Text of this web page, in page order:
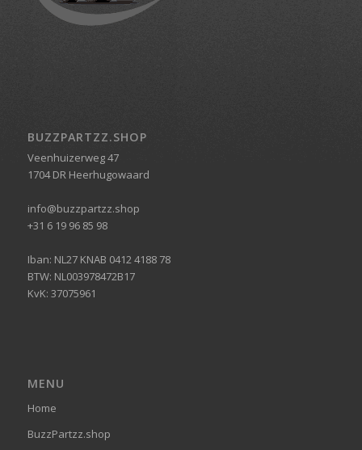
BUZZPARTZZ.SHOP
Veenhuizerweg 47
1704 DR Heerhugowaard
info@buzzpartzz.shop
+31 6 19 96 85 98
Iban: NL27 KNAB 0412 4188 78
BTW: NL003978472B17
KvK: 37075961
MENU
Home
BuzzPartzz.shop